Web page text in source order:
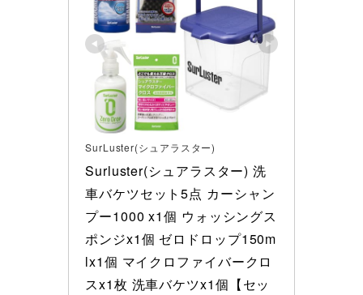
SurLuster(シュアラスター)
Surluster(シュアラスター) 洗
車バケツセット5点 カーシャン
プー1000 x1個 ウォッシングス
ポンジx1個 ゼロドロップ150m
lx1個 マイクロファイバークロ
スx1枚 洗車バケツx1個【セッ